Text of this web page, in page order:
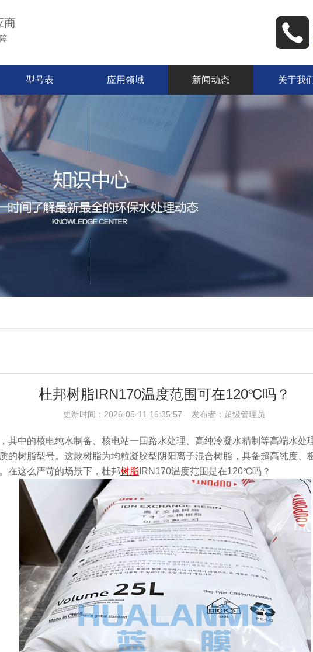
商
型号表 应用领域 新闻动态 关于我
杜邦树脂IRN170温度范围可在120℃吗？
更新时间：2026-05-11 16:35:57 发布者：超级管理员
其中的核电纯水制备、核电站一回路水处理、高纯冷凝水精制等高端水处
的树脂型号。这款树脂为均粒凝胶型阴阳离子混合树脂，具备超高纯度、
在这么严苛的场景下，杜邦树脂 IRN170温度范围是在120℃吗？